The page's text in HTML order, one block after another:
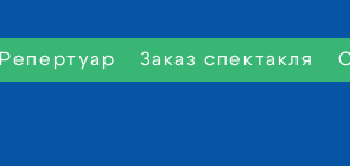
Репертуар Заказ спектакля